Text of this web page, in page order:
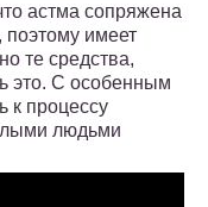
астма сопряжена
имеет
те средства,
это. С особенным
к процессу
людьми